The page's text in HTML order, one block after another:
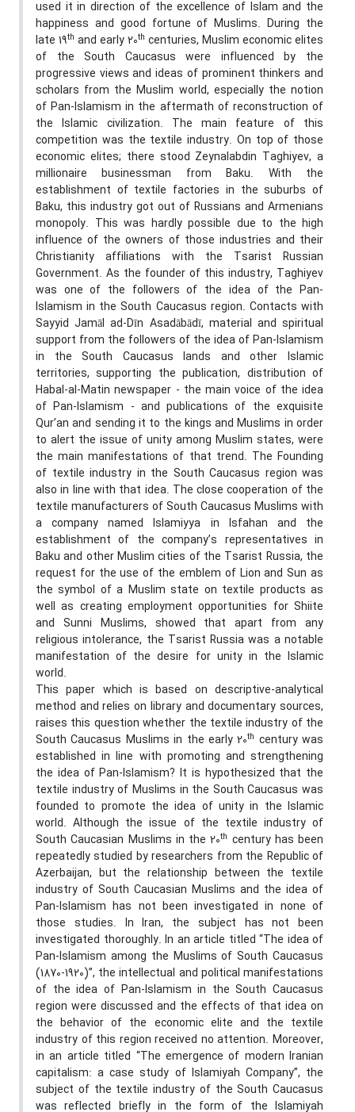
used it in direction of the excellence of Islam and the
happiness and good fortune of Muslims. During the
late 19th and early 20th centuries, Muslim economic elites
of the South Caucasus were influenced by the
progressive views and ideas of prominent thinkers and
scholars from the Muslim world, especially the notion
of Pan-Islamism in the aftermath of reconstruction of
the Islamic civilization. The main feature of this
competition was the textile industry. On top of those
economic elites; there stood Zeynalabdin Taghiyev, a
millionaire businessman from Baku. With the
establishment of textile factories in the suburbs of
Baku, this industry got out of Russians and Armenians
monopoly. This was hardly possible due to the high
influence of the owners of those industries and their
Christianity affiliations with the Tsarist Russian
Government. As the founder of this industry, Taghiyev
was one of the followers of the idea of the Pan-
Islamism in the South Caucasus region. Contacts with
Sayyid Jamāl ad-Dīn Asadābādī, material and spiritual
support from the followers of the idea of Pan-Islamism
in the South Caucasus lands and other Islamic
territories, supporting the publication, distribution of
Habal-al-Matin newspaper - the main voice of the idea
of Pan-Islamism - and publications of the exquisite
Qur’an and sending it to the kings and Muslims in order
to alert the issue of unity among Muslim states, were
the main manifestations of that trend. The Founding
of textile industry in the South Caucasus region was
also in line with that idea. The close cooperation of the
textile manufacturers of South Caucasus Muslims with
a company named Islamiyya in Isfahan and the
establishment of the company’s representatives in
Baku and other Muslim cities of the Tsarist Russia, the
request for the use of the emblem of Lion and Sun as
the symbol of a Muslim state on textile products as
well as creating employment opportunities for Shiite
and Sunni Muslims, showed that apart from any
religious intolerance, the Tsarist Russia was a notable
manifestation of the desire for unity in the Islamic
world.
This paper which is based on descriptive-analytical
method and relies on library and documentary sources,
raises this question whether the textile industry of the
South Caucasus Muslims in the early 20th century was
established in line with promoting and strengthening
the idea of ​​Pan-Islamism? It is hypothesized that the
textile industry of Muslims in the South Caucasus was
founded to promote the idea of ​​unity in the Islamic
world. Although the issue of the textile industry of
South Caucasian Muslims in the 20th century has been
repeatedly studied by researchers from the Republic of
Azerbaijan, but the relationship between the textile
industry of South Caucasian Muslims and the idea of
Pan-Islamism has not been investigated in none of
those studies. In Iran, the subject has not been
investigated thoroughly. In an article titled “The idea of
Pan-Islamism among the Muslims of South Caucasus
(1870-1920)”, the intellectual and political manifestations
of the idea of Pan-Islamism in the South Caucasus
region were discussed and the effects of that idea on
the behavior of the economic elite and the textile
industry of this region received no attention. Moreover,
in an article titled “The emergence of modern Iranian
capitalism: a case study of Islamiyah Company”, the
subject of the textile industry of the South Caucasus
was reflected briefly in the form of the Islamiyah